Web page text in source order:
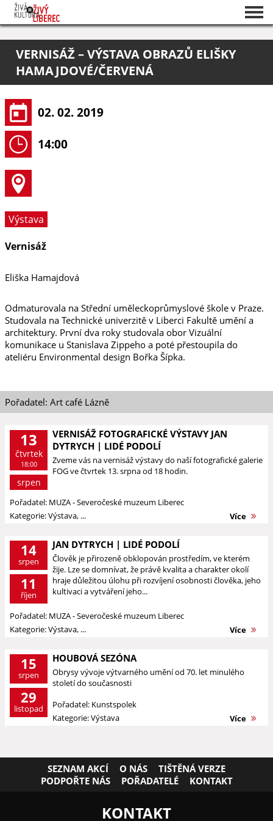
O projektu
Pořadatelé
VERNISÁŽ – VÝSTAVA OBRAZŮ ELIŠKY
HAMAJDOVÉ/ČERVENÁ
02. 02. 2019
14:00
Výstava
Vernisáž
Eliška Hamajdová
Odmaturovala na Střední uměleckoprůmyslové škole v Praze.
Studovala na Technické univerzitě v Liberci Fakultě umění a
architektury. První dva roky studovala obor Vizuální
komunikace u Stanislava Zippeho a poté přestoupila do
ateliéru Environmental design Bořka Šípka.
Pořadatel: Art café Lázně
13
čtvrtek
18:00
srpen
VERNISÁŽ FOTOGRAFICKÉ VÝSTAVY JAN
DYTRYCH | LIDÉ PODOLÍ
Zveme vás na vernisáž výstavy do naší fotografické galerie
FOG ve čtvrtek 13. srpna od 18 hodin.
Pořadatel: MUZA - Severočeské muzeum Liberec
Kategorie: Výstava, ...
Více
14
srpen
11
říjen
JAN DYTRYCH | LIDÉ PODOLÍ
Člověk je přirozeně obklopován prostředím, ve kterém
žije. Lze se domnívat, že právě kvalita a charakter okolí
hraje důležitou úlohu při rozvíjení osobnosti člověka, jeho
kultivaci a vytváření jeho...
Pořadatel: MUZA - Severočeské muzeum Liberec
Kategorie: Výstava, ...
Více
15
srpen
29
listopad
HOUBOVÁ SEZÓNA
Obrysy vývoje výtvarného umění od 70. let minulého
století do současnosti
Pořadatel: Kunstspolek
Kategorie: Výstava
Více
SEZNAM AKCÍ O NÁS
TIŠTĚNÁ VERZE
PODPOŘTE NÁS
POŘADATELÉ KONTAKT
KONTAKT